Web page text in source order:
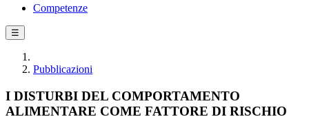
Competenze
☰
Pubblicazioni
I DISTURBI DEL COMPORTAMENTO
ALIMENTARE COME FATTORE DI RISCHIO